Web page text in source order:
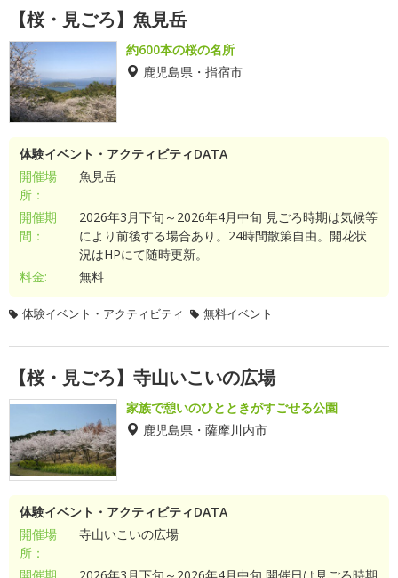
【桜・見ごろ】魚見岳
約600本の桜の名所
鹿児島県・指宿市
体験イベント・アクティビティDATA
開催場
所：
魚見岳
開催期
間：
2026年3月下旬～2026年4月中旬 見ごろ時期は気候等
により前後する場合あり。24時間散策自由。開花状
況はHPにて随時更新。
料金:
無料
体験イベント・アクティビティ 無料イベント
【桜・見ごろ】寺山いこいの広場
家族で憩いのひとときがすごせる公園
鹿児島県・薩摩川内市
体験イベント・アクティビティDATA
開催場
所：
寺山いこいの広場